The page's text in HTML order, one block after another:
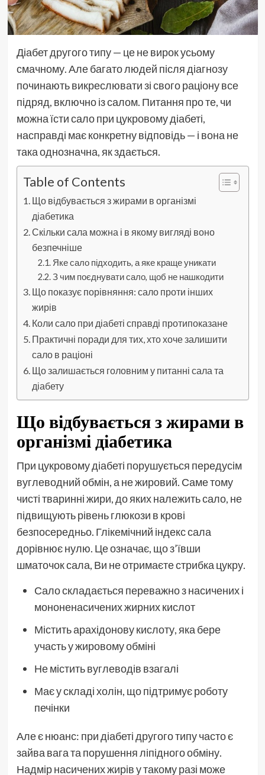
Діабет другого типу — це не вирок усьому
смачному. Але багато людей після діагнозу
починають викреслювати зі свого раціону все
підряд, включно із салом. Питання про те, чи
можна їсти сало при цукровому діабеті,
насправді має конкретну відповідь — і вона не
така однозначна, як здається.
Table of Contents
Що відбувається з жирами в організмі
діабетика
Скільки сала можна і в якому вигляді воно
безпечніше
Яке сало підходить, а яке краще уникати
З чим поєднувати сало, щоб не нашкодити
Що показує порівняння: сало проти інших
жирів
Коли сало при діабеті справді протипоказане
Практичні поради для тих, хто хоче залишити
сало в раціоні
Що залишається головним у питанні сала та
діабету
Що відбувається з жирами в
організмі діабетика
При цукровому діабеті порушується передусім
вуглеводний обмін, а не жировий. Саме тому
чисті тваринні жири, до яких належить сало, не
підвищують рівень глюкози в крові
безпосередньо. Глікемічний індекс сала
дорівнює нулю. Це означає, що з’ївши
шматочок сала, Ви не отримаєте стрибка цукру.
Сало складається переважно з насичених і
мононенасичених жирних кислот
Містить арахідонову кислоту, яка бере
участь у жировому обміні
Не містить вуглеводів взагалі
Має у складі холін, що підтримує роботу
печінки
Але є нюанс: при діабеті другого типу часто є
зайва вага та порушення ліпідного обміну.
Надмір насичених жирів у такому разі може